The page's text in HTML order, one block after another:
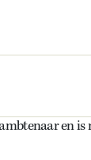
en is